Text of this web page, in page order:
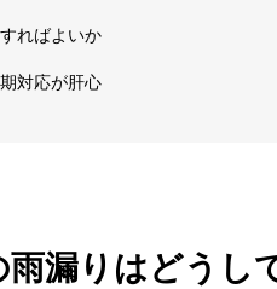
ればよいか
対応が肝心
漏りはどうし